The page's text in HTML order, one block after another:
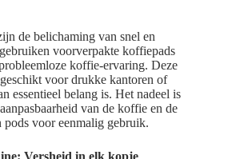
de belichaming van snel en
voorverpakte koffiepads
koffie-ervaring. Deze
voor drukke kantoren of
essentieel belang is. Het nadeel is
van de koffie en de
voor eenmalig gebruik.